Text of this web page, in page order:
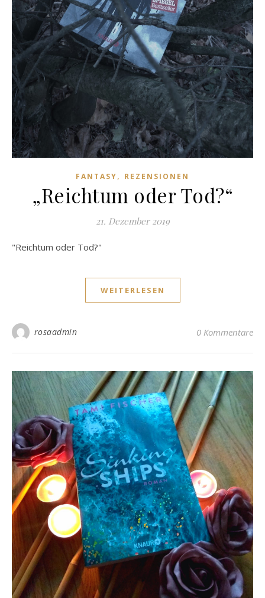
FANTASY, REZENSIONEN
„Reichtum oder Tod?“
21. Dezember 2019
"Reichtum oder Tod?"
WEITERLESEN
rosaadmin 0 Kommentare